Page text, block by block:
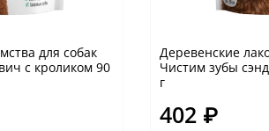
для собак
с кроликом 90
Деревенские
Чистим зубы
г
402 ₽